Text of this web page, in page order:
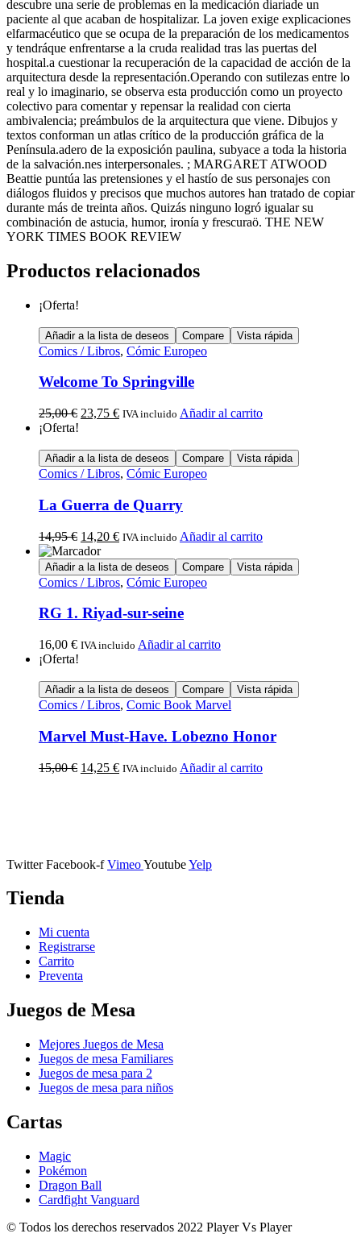
descubre una serie de problemas en la medicación diariade un
paciente al que acaban de hospitalizar. La joven exige explicaciones
elfarmacéutico que se ocupa de la preparación de los medicamentos
y tendráque enfrentarse a la cruda realidad tras las puertas del
hospital.a cuestionar la recuperación de la capacidad de acción de la
arquitectura desde la representación.Operando con sutilezas entre lo
real y lo imaginario, se observa esta producción como un proyecto
colectivo para comentar y repensar la realidad con cierta
ambivalencia; preámbulos de la arquitectura que viene. Dibujos y
textos conforman un atlas crítico de la producción gráfica de la
Península.adero de la exposición paulina, subyace a toda la historia
de la salvación.nes interpersonales. ; MARGARET ATWOOD
Beattie puntúa las pretensiones y el hastío de sus personajes con
diálogos fluidos y precisos que muchos autores han tratado de copiar
durante más de treinta años. Quizás ninguno logró igualar su
combinación de astucia, humor, ironía y frescuraö. THE NEW
YORK TIMES BOOK REVIEW
Productos relacionados
¡Oferta!
Añadir a la lista de deseos Compare Vista rápida
Comics / Libros, Cómic Europeo
Welcome To Springville
25,00€ 23,75 € IVA incluido Añadir al carrito
¡Oferta!
Añadir a la lista de deseos Compare Vista rápida
Comics / Libros, Cómic Europeo
La Guerra de Quarry
14,95€ 14,20 € IVA incluido Añadir al carrito
Añadir a la lista de deseos Compare Vista rápida
Comics / Libros, Cómic Europeo
RG 1. Riyad-sur-seine
16,00 € IVA incluido Añadir al carrito
¡Oferta!
Añadir a la lista de deseos Compare Vista rápida
Comics / Libros, Comic Book Marvel
Marvel Must-Have. Lobezno Honor
15,00€ 14,25 € IVA incluido Añadir al carrito
Twitter Facebook-f VimeoYoutubeYelp
Tienda
Mi cuenta
Registrarse
Carrito
Preventa
Juegos de Mesa
Mejores Juegos de Mesa
Juegos de mesa Familiares
Juegos de mesa para 2
Juegos de mesa para niños
Cartas
Magic
Pokémon
Dragon Ball
Cardfight Vanguard
© Todos los derechos reservados 2022 Player Vs Player